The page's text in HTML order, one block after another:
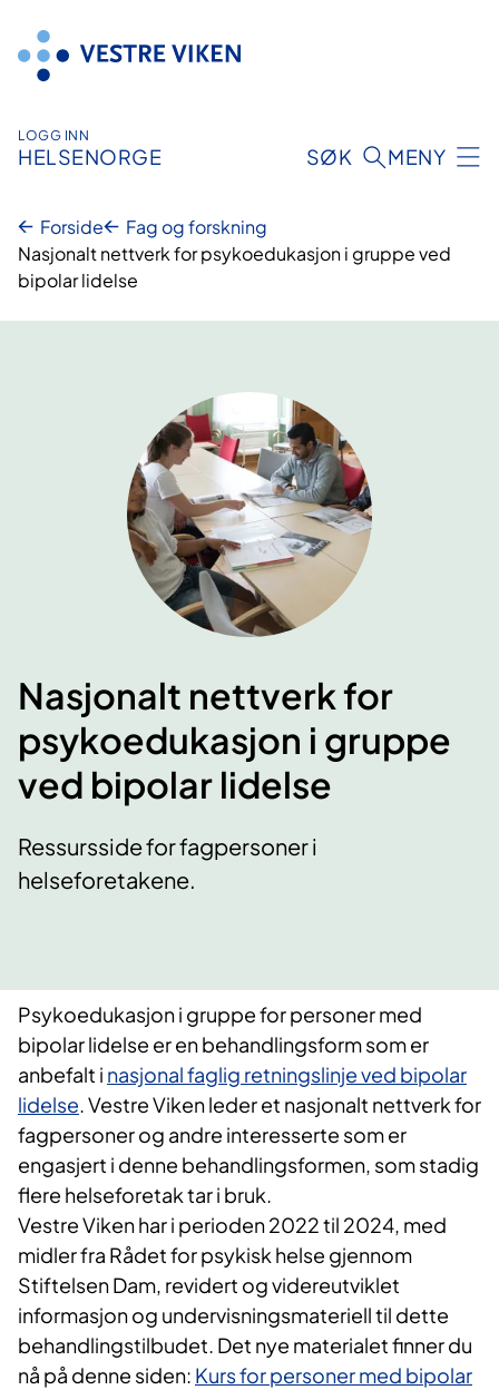
innhold
LOGG INN
HELSENORGE SØK MENY
Forside
Fag og forskning
Nasjonalt nettverk for psykoedukasjon i gruppe ved
bipolar lidelse
Nasjonalt nettverk for
psykoedukasjon i gruppe
ved bipolar lidelse
Ressursside for fagpersoner i
helseforetakene.
Psykoedukasjon i gruppe for personer med
bipolar lidelse er en behandlingsform som er ​
anbefalt i nasjonal faglig retningslinje ved bipolar
lidelse. Vestre Viken leder et nasjonalt nettverk for
fagpersoner og andre interesserte som er
engasjert i denne behandlingsformen, som stadig
flere helseforetak tar i bruk.
Vestre Viken har i perioden 2022 til 2024, med
midler fra Rådet for psykisk helse gjennom
Stiftelsen Dam, revidert og videreutviklet
informasjon og undervisningsmateriell til dette
behandlingstilbudet. Det nye materialet finner du
nå på denne siden: Kurs for personer med bipolar